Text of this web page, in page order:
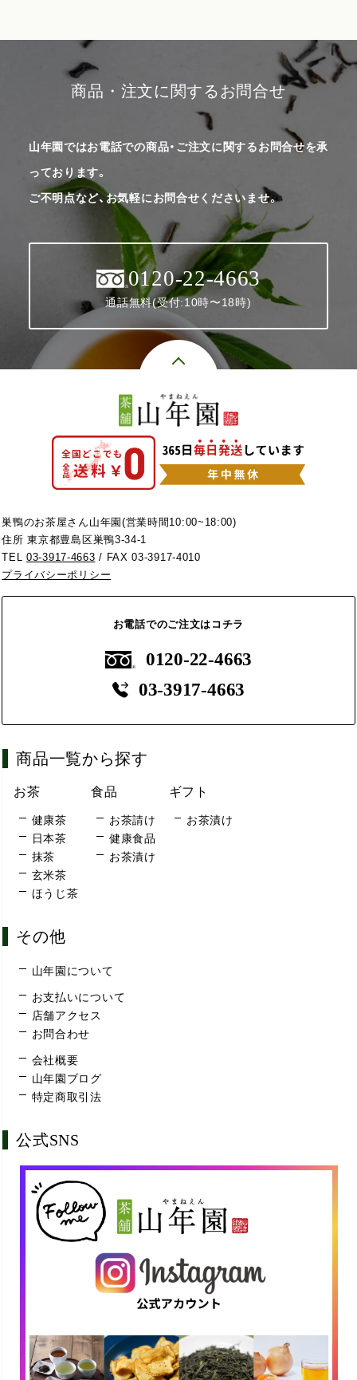
商品・注文に関するお問合せ
山年園ではお電話での商品・ご注文に関するお問合せを承
っております。
ご不明点など、お気軽にお問合せくださいませ。
0120-22-4663
通話無料(受付:10時〜18時)
巣鴨のお茶屋さん山年園(営業時間10:00~18:00)
住所 東京都豊島区巣鴨3-34-1
TEL03-3917-4663 / FAX 03-3917-4010
プライバシーポリシー
お電話でのご注文はコチラ
0120-22-4663
03-3917-4663
商品一覧から探す
お茶
健康茶
日本茶
抹茶
玄米茶
ほうじ茶
食品
お茶請け
健康食品
お茶漬け
ギフト
お茶漬け
その他
山年園について
お支払いについて
店舗アクセス
お問合わせ
会社概要
山年園ブログ
特定商取引法
公式SNS